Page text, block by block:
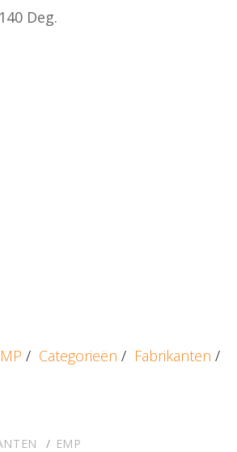
Deg.
/ Categorieën / Fabrikanten /
EMP